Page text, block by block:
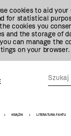
cookies to aid your
for statistical
cookies you
and the storage of
can manage the
on your browser.
KSIĄŻKI LITERATURA FAKTU